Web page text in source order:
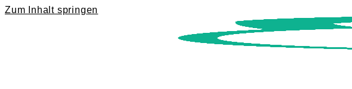
Zum Inhalt springen